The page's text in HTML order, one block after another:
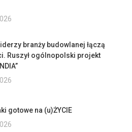
branży budowlanej łączą
Ruszył ogólnopolski projekt
gotowe na (u)ŻYCIE